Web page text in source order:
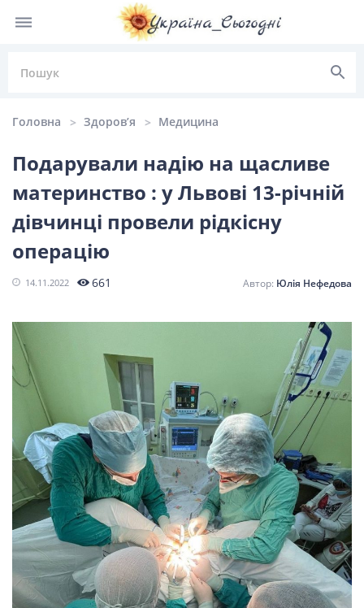
НОВИНИ УКРАЇНИ
новини
Політика Київ Львів
НОВИНИ СВІТУ
ВІЙСЬКОВІ НОВИНИ
НОВИНИ КУЛЬТУРИ
КАЛЕНДАР УГКЦ/РКЦ
Головна Здоров’я Медицина
Подарували надію на щасливе
материнство : у Львові 13-річній
дівчинці провели рідкісну
операцію
14.11.2022 661 Юлія Нефедова